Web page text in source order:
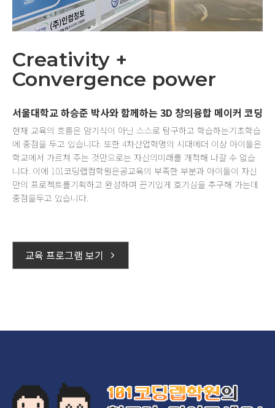
Creativity +
Convergence power
서울대학교 하승준 박사와 함께하는 3D 창의융합 메이커 코딩
현재 교육의 흐름은 암기식이 아닌 스스로 탐구하고 학습하는기초학습
에 중점을 두고 있습니다. 또한 4차산업혁명의 시대에더 이상 아이들은
학교에서 가르쳐 주는 것만으로는 자신의미래를 개척해 나갈 수 없습
니다. 이에 101코딩랩컴학원은공교육의 부족한 부분과 아이들이 자신
만의 프로젝트를기획하고 완성하며 끈기있게 호기심을 추구해 가는데
중점을두고 있습니다.
교육 프로그램 보기